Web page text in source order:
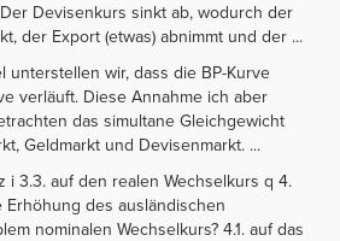
Devisenkurs sinkt ab, wodurch der
der Export (etwas) abnimmt und der ...
unterstellen wir, dass die BP-Kurve
verläuft. Diese Annahme ich aber
das simultane Gleichgewicht
Geldmarkt und Devisenmarkt. ...
i 3.3. auf den realen Wechselkurs q 4.
Erhöhung des ausländischen
nominalen Wechselkurs? 4.1. auf das